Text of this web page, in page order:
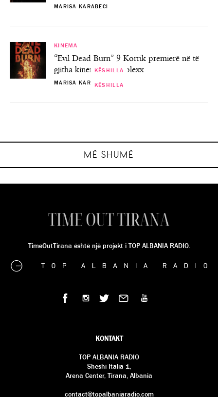
MARISA KARABECI
KINEMA
“Evil Dead Burn” 9 Korrik premierë në të
gjitha kinematë Cineplexx
MARISA KARABECI
MË SHUMË
KËSHILLA
KËSHILLA
KËSHILLA
KËSHILLA
TimeOutTirana është një projekt i TOP ALBANIA RADIO.
KONTAKT
TOP ALBANIA RADIO
Sheshi Italia 1,
Arena Center, Tirana, Albania
contact@topalbaniaradio.com